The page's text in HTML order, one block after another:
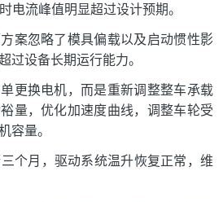
电流峰值明显超过设计预期。
案忽略了模具偏载以及启动惯性影
过设备长期运行能力。
更换电机，而是重新调整整车承载
量，优化加速度曲线，调整车轮受
容量。
个月，驱动系统温升恢复正常，维